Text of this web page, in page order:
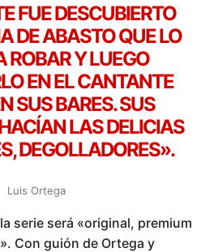
FUE DESCUBIERTO
DE ABASTO QUE LO
ROBAR Y LUEGO
EN EL CANTANTE
SUS BARES. SUS
LAS DELICIAS
DEGOLLADORES».
Luis Ortega
serie será «original, premium
Con guión de Ortega y